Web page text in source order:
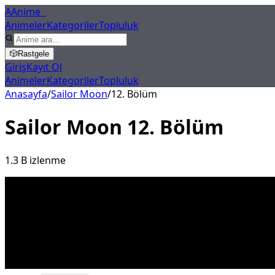
AAnime
AnimelerKategorilerTopluluk
🎲Rastgele
GirişKayıt Ol
AnimelerKategorilerTopluluk
Anasayfa/Sailor Moon/12. Bölüm
Sailor Moon 12. Bölüm
1.3 B izlenme